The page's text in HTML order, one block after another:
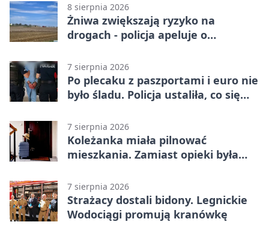
8 sierpnia 2026
Żniwa zwiększają ryzyko na
drogach - policja apeluje o
7 sierpnia 2026
Po plecaku z paszportami i euro nie
było śladu. Policja ustaliła, co się
7 sierpnia 2026
Koleżanka miała pilnować
mieszkania. Zamiast opieki była
7 sierpnia 2026
Strażacy dostali bidony. Legnickie
Wodociągi promują kranówkę